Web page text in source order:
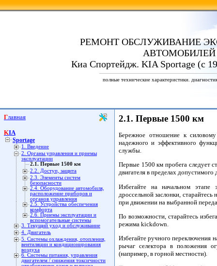
РЕМОНТ ОБСЛУЖИВАНИЕ
АВТОМОБИЛЕЙ
Киа Спортейдж. KIA Sportage (с
полные технические характеристики.
Главная
KIA
Sportage
1. Введение
2. Органы управления и приемы
эксплуатации
2.1. Первые 1500 км
2.2. Доступ, защита
2.3. Элементы систем
безопасности
2.4. Оборудование автомобиля,
расположение приборов и
органов управления
2.5. Устройства обеспечения
комфорта
2.6. Приемы эксплуатации и
вспомогательные системы
3. Текущий уход и обслуживание
4. Двигатель
5. Системы охлаждения, отопления,
вентиляции и кондиционирования
воздуха
6. Системы питания, управления
двигателем / снижения токсичности
2.1. Первые 1500 км
Бережное отношение к силовому
надежного и эффективного
службы.
Первые 1500 км пробега следует
двигателя в пределах допустимого
Избегайте на начальном этапе
дроссельной заслонки,
при движении на выбранной
По возможности, старайтесь
режима kickdown.
Избегайте ручного переключения
рычаг селектора в положения
(например, в горной местности).